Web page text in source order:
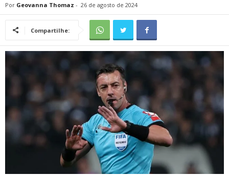
Por Geovanna Thomaz - 26 de agosto de 2024
Compartilhe: